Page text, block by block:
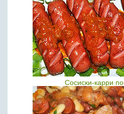
Сосиски-карри